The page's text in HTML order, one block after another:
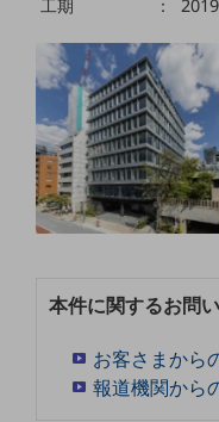
バックオフィス
リモート・ハイブリッドワー
セキュリティ
その他のお悩みはこちら
業界から見つける
業界から見つけるTOP
製造業
工期
：
本件に関するお問
お客さまから
報道機関から